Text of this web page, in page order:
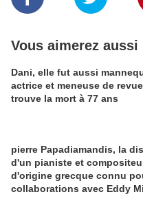
Vous aimerez aussi
Dani, elle fut aussi
actrice et meneuse de
trouve la mort à 77 ans
pierre Papadiamandis, la
d'un pianiste et
d'origine grecque connu
collaborations avec Eddy